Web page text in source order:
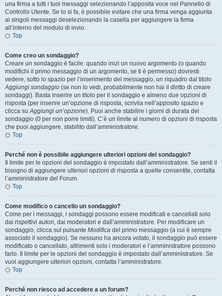
una firma a tutti i tuoi messaggi selezionando l’apposita voce nel Pannello di
Controllo Utente. Se lo si fa, è possibile evitare che una firma venga aggiunta
ai singoli messaggi deselezionando la casella per aggiungere la firma
all’interno del modulo di invio.
Top
Come creo un sondaggio?
Creare un sondaggio è facile: quando inizi un nuovo argomento (o quando
modifichi il primo messaggio di un argomento, se ti è permesso) dovresti
vedere, sotto lo spazio per l’inserimento del messaggio, un riquadro dal titolo
Aggiungi sondaggio (se non lo vedi, probabilmente non hai il diritto di creare
sondaggi). Basta inserire un titolo per il sondaggio e almeno due opzioni di
risposta (per inserire un’opzione di risposta, scrivila nell’apposito spazio e
clicca suAggiungi un’opzione). Puoi anche stabilire i giorni di durata del
sondaggio (0 per non porre limiti). C’è un limite al numero di opzioni di risposta
che puoi aggiungere, stabilito dall’amministratore.
Top
Perché non è possibile aggiungere ulteriori opzioni del sondaggio?
Il limite per le opzioni del sondaggio è impostato dall’amministratore. Se senti il
bisogno di aggiungere ulteriori opzioni di risposta a quelle consentite, contatta
l’amministratore del Forum.
Top
Come modifico o cancello un sondaggio?
Come per i messaggi, i sondaggi possono essere modificati e cancellati solo
dai rispettivi autori, dai moderatori e dall’amministratore. Per modificare un
sondaggio, clicca sul pulsante Modifica del primo messaggio (a cui è sempre
associato il sondaggio). Se nessuno ha ancora votato, il sondaggio può essere
modificato o cancellato, altrimenti solo i moderatori e l’amministratore possono
farlo. Il limite per le opzioni del sondaggio è impostato dall’amministratore. Se
vuoi aggiungere ulteriori opzioni, contatta l’amministratore.
Top
Perché non riesco ad accedere a un forum?